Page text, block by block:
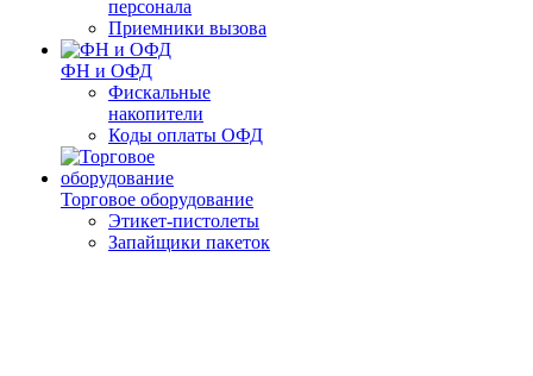
персонала
Приемники вызова
ФН и ОФД
Фискальные
накопители
Коды оплаты ОФД
Торговое оборудование
Этикет-пистолеты
Запайщики пакеток